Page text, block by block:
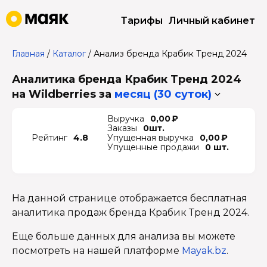
Тарифы Личный кабинет
Главная / Каталог/ Анализ бренда Крабик Тренд 2024
Аналитика бренда Крабик Тренд 2024
на Wildberries за месяц (30 суток)
Рейтинг 4.8
Выручка
0,00 ₽
Заказы
0шт.
Упущенная выручка
0,00 ₽
Упущенные продажи
0 шт.
На данной странице отображается бесплатная
аналитика продаж бренда Крабик Тренд 2024.
Еще больше данных для анализа вы можете
посмотреть на нашей платформе Mayak.bz.